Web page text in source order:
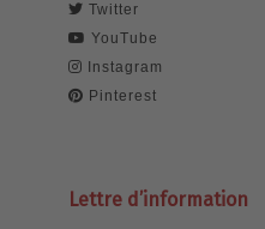
Twitter
YouTube
Instagram
Pinterest
Lettre d’information